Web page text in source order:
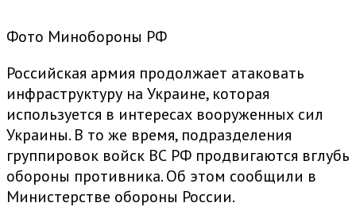
Фото Минобороны РФ
Российская армия продолжает атаковать
инфраструктуру на Украине, которая
используется в интересах вооруженных сил
Украины. В то же время, подразделения
группировок войск ВС РФ продвигаются вглубь
обороны противника. Об этом сообщили в
Министерстве обороны России.